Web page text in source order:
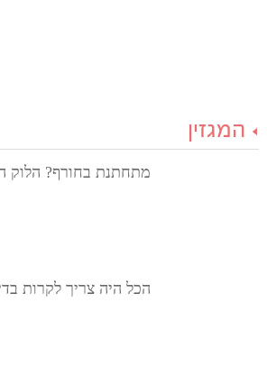
המגזין
מתחתנת בחורף? הלוק
הכל היה צריך לקרות